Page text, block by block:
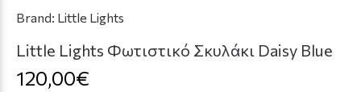
Brand: Little Lights
Little Lights Φωτιστικό Σκυλάκι Daisy Blue
120,00€